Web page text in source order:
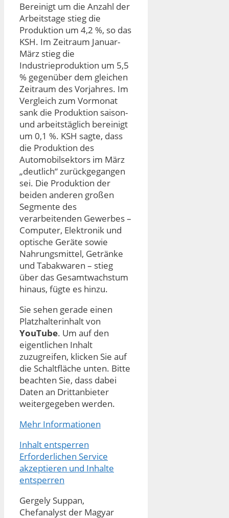
Bereinigt um die Anzahl der
Arbeitstage stieg die
Produktion um 4,2 %, so das
KSH. Im Zeitraum Januar-
März stieg die
Industrieproduktion um 5,5
% gegenüber dem gleichen
Zeitraum des Vorjahres. Im
Vergleich zum Vormonat
sank die Produktion saison-
und arbeitstäglich bereinigt
um 0,1 %. KSH sagte, dass
die Produktion des
Automobilsektors im März
„deutlich“ zurückgegangen
sei. Die Produktion der
beiden anderen großen
Segmente des
verarbeitenden Gewerbes –
Computer, Elektronik und
optische Geräte sowie
Nahrungsmittel, Getränke
und Tabakwaren – stieg
über das Gesamtwachstum
hinaus, fügte es hinzu.
Sie sehen gerade einen
Platzhalterinhalt von
YouTube. Um auf den
eigentlichen Inhalt
zuzugreifen, klicken Sie auf
die Schaltfläche unten. Bitte
beachten Sie, dass dabei
Daten an Drittanbieter
weitergegeben werden.
Mehr Informationen
Inhalt entsperren
Erforderlichen Service
akzeptieren und Inhalte
entsperren
Gergely Suppan,
Chefanalyst der Magyar